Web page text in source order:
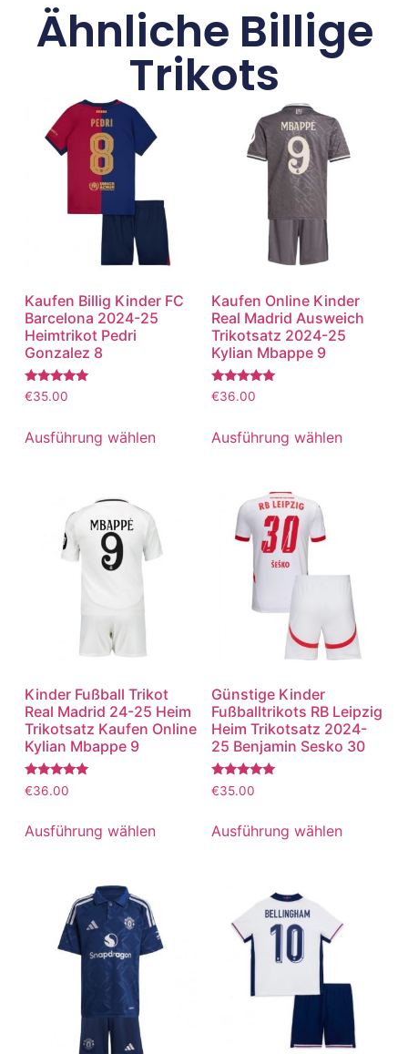
Ähnliche Billige
Trikots
Kaufen Billig Kinder FC
Barcelona 2024-25
Heimtrikot Pedri
Gonzalez 8
Bewertet
mit
von 5
€35.00
Ausführung wählen
Kaufen Online Kinder
Real Madrid Ausweich
Trikotsatz 2024-25
Kylian Mbappe 9
Bewertet
mit
von 5
€36.00
Ausführung wählen
Kinder Fußball Trikot
Real Madrid 24-25 Heim
Trikotsatz Kaufen Online
Kylian Mbappe 9
Bewertet
mit
von 5
€36.00
Ausführung wählen
Günstige Kinder
Fußballtrikots RB Leipzig
Heim Trikotsatz 2024-
25 Benjamin Sesko 30
Bewertet
mit
von 5
€35.00
Ausführung wählen